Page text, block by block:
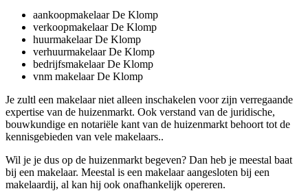
aankoopmakelaar De Klomp
verkoopmakelaar De Klomp
huurmakelaar De Klomp
verhuurmakelaar De Klomp
bedrijfsmakelaar De Klomp
vnm makelaar De Klomp
Je zultl een makelaar niet alleen inschakelen voor zijn verregaande
expertise van de huizenmarkt. Ook verstand van de juridische,
bouwkundige en notariële kant van de huizenmarkt behoort tot de
kennisgebieden van vele makelaars..
Wil je je dus op de huizenmarkt begeven? Dan heb je meestal baat
bij een makelaar. Meestal is een makelaar aangesloten bij een
makelaardij, al kan hij ook onafhankelijk opereren.